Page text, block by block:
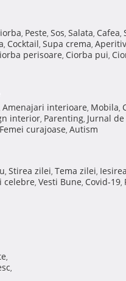
, Peste, Sos, Salata, Cafea,
, Cocktail, Supa crema,
perisoare, Ciorba pui,
Amenajari interioare, Mobila,
interior, Parenting, Jurnal
Femei curajoase, Autism
, Stirea zilei, Tema zilei,
celebre, Vesti Bune, Covid-19,
,
,